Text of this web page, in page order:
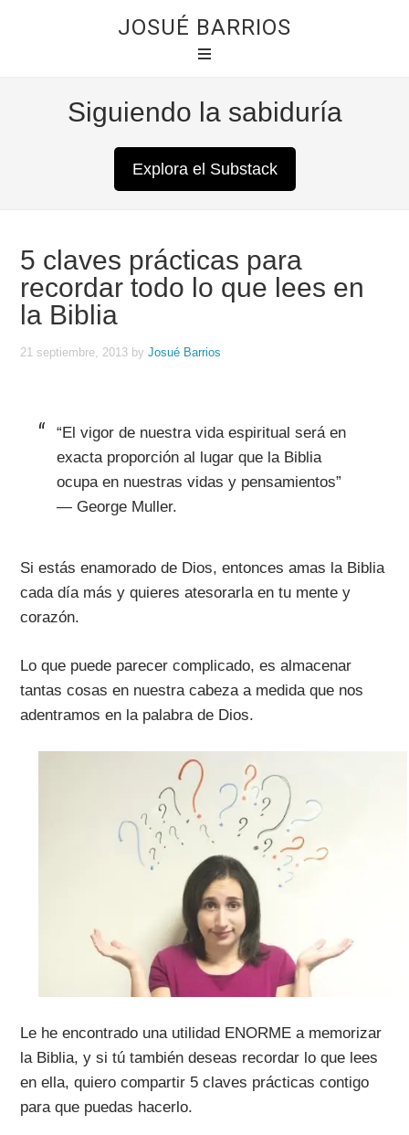
JOSUÉ BARRIOS
Siguiendo la sabiduría
Explora el Substack
5 claves prácticas para
recordar todo lo que lees en
la Biblia
21 septiembre, 2013 byJosué Barrios
“El vigor de nuestra vida espiritual será en
exacta proporción al lugar que la Biblia
ocupa en nuestras vidas y pensamientos”
— George Muller.
Si estás enamorado de Dios, entonces amas la Biblia
cada día más y quieres atesorarla en tu mente y
corazón.
Lo que puede parecer complicado, es almacenar
tantas cosas en nuestra cabeza a medida que nos
adentramos en la palabra de Dios.
Le he encontrado una utilidad ENORME a memorizar
la Biblia, y si tú también deseas recordar lo que lees
en ella, quiero compartir 5 claves prácticas contigo
para que puedas hacerlo.